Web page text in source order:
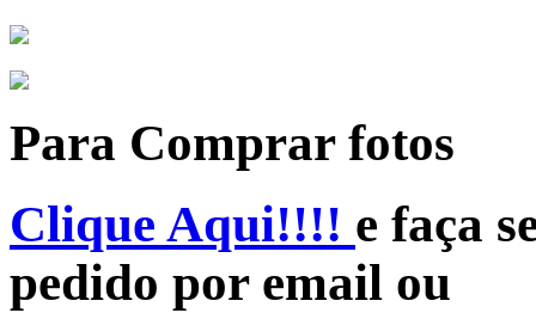
Para Comprar fotos
Clique Aqui!!!! e faça
pedido por email ou